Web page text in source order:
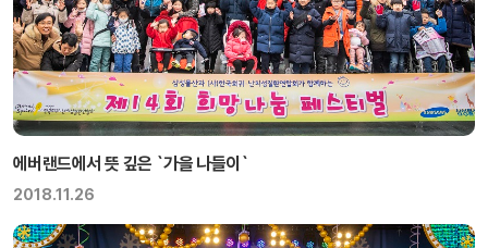
에버랜드에서 뜻 깊은 `가을 나들이`
2018.11.26